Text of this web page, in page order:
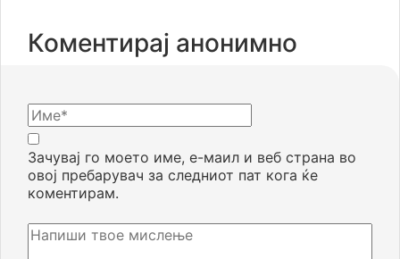
Коментирај анонимно
Зачувај го моето име, е-маил и веб страна во
овој пребарувач за следниот пат кога ќе
коментирам.